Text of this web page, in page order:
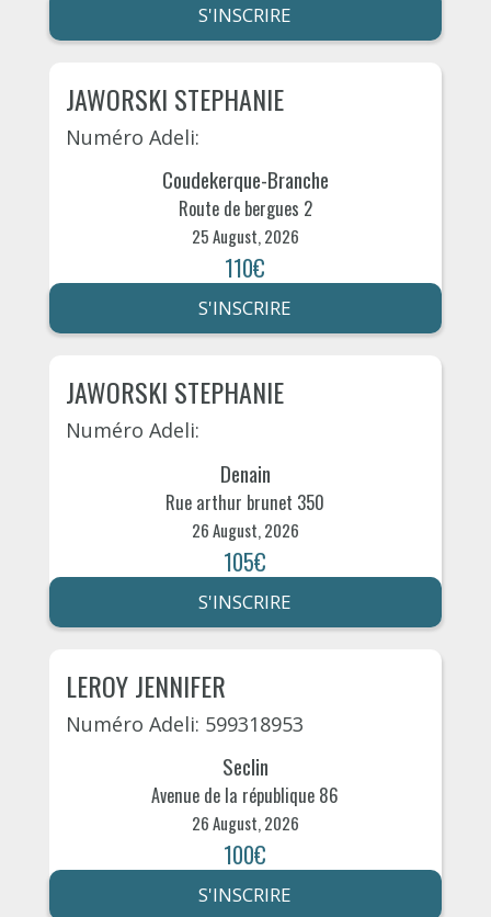
S'INSCRIRE
JAWORSKI STEPHANIE
Numéro Adeli:
Coudekerque-Branche
Route de bergues 2
25 August, 2026
110€
S'INSCRIRE
JAWORSKI STEPHANIE
Numéro Adeli:
Denain
Rue arthur brunet 350
26 August, 2026
105€
S'INSCRIRE
LEROY JENNIFER
Numéro Adeli: 599318953
Seclin
Avenue de la république 86
26 August, 2026
100€
S'INSCRIRE